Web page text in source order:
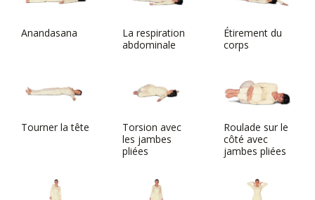
Anandasana
La respiration
abdominale
Étirement du
corps
Tourner la tête
Torsion avec
les jambes
pliées
Roulade sur le
côté avec
jambes pliées